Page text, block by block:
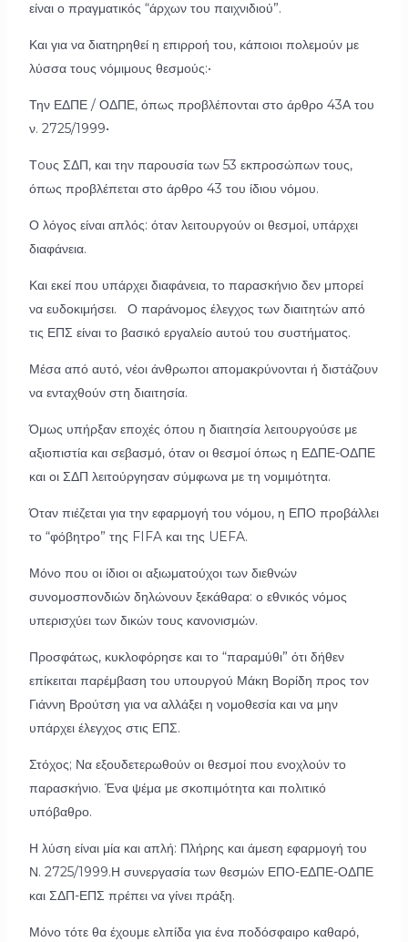
είναι ο πραγματικός “άρχων του παιχνιδιού”.
Και για να διατηρηθεί η επιρροή του, κάποιοι πολεμούν με
λύσσα τους νόμιμους θεσμούς:•
Την ΕΔΠΕ / ΟΔΠΕ, όπως προβλέπονται στο άρθρο 43Α του
ν. 2725/1999•
Τoυς ΣΔΠ, και την παρουσία των 53 εκπροσώπων τους,
όπως προβλέπεται στο άρθρο 43 του ίδιου νόμου.
Ο λόγος είναι απλός: όταν λειτουργούν οι θεσμοί, υπάρχει
διαφάνεια.
Και εκεί που υπάρχει διαφάνεια, το παρασκήνιο δεν μπορεί
να ευδοκιμήσει. Ο παράνομος έλεγχος των διαιτητών από
τις ΕΠΣ είναι το βασικό εργαλείο αυτού του συστήματος.
Μέσα από αυτό, νέοι άνθρωποι απομακρύνονται ή διστάζουν
να ενταχθούν στη διαιτησία.
Όμως υπήρξαν εποχές όπου η διαιτησία λειτουργούσε με
αξιοπιστία και σεβασμό, όταν οι θεσμοί όπως η ΕΔΠΕ-ΟΔΠΕ
και οι ΣΔΠ λειτούργησαν σύμφωνα με τη νομιμότητα.
Όταν πιέζεται για την εφαρμογή του νόμου, η ΕΠΟ προβάλλει
το “φόβητρο” της FIFA και της UEFA.
Μόνο που οι ίδιοι οι αξιωματούχοι των διεθνών
συνομοσπονδιών δηλώνουν ξεκάθαρα: ο εθνικός νόμος
υπερισχύει των δικών τους κανονισμών.
Προσφάτως, κυκλοφόρησε και το “παραμύθι” ότι δήθεν
επίκειται παρέμβαση του υπουργού Μάκη Βορίδη προς τον
Γιάννη Βρούτση για να αλλάξει η νομοθεσία και να μην
υπάρχει έλεγχος στις ΕΠΣ.
Στόχος; Να εξουδετερωθούν οι θεσμοί που ενοχλούν το
παρασκήνιο. Ένα ψέμα με σκοπιμότητα και πολιτικό
υπόβαθρο.
Η λύση είναι μία και απλή: Πλήρης και άμεση εφαρμογή του
Ν. 2725/1999.Η συνεργασία των θεσμών ΕΠΟ-ΕΔΠΕ-ΟΔΠΕ
και ΣΔΠ-ΕΠΣ πρέπει να γίνει πράξη.
Μόνο τότε θα έχουμε ελπίδα για ένα ποδόσφαιρο καθαρό,